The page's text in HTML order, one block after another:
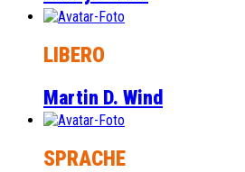
LIBERO
Martin D. Wind
SPRACHE